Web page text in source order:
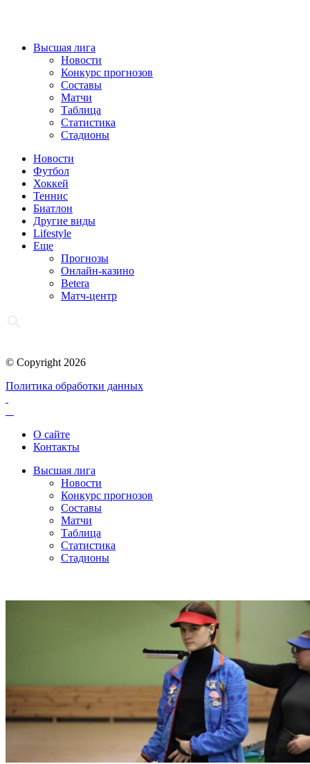
Высшая лига
Новости
Конкурс прогнозов
Составы
Матчи
Таблица
Статистика
Стадионы
Новости
Футбол
Хоккей
Теннис
Биатлон
Другие виды
Lifestyle
Еще
Прогнозы
Онлайн-казино
Betera
Матч-центр
© Copyright 2026
Политика обработки данных
О сайте
Контакты
Высшая лига
Новости
Конкурс прогнозов
Составы
Матчи
Таблица
Статистика
Стадионы